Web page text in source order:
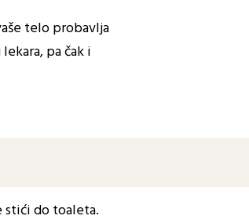
telo probavlja
pa čak i
stići do toaleta.